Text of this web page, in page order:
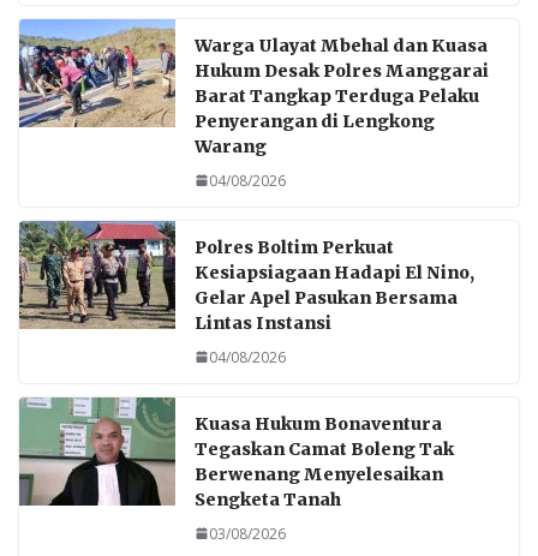
Warga Ulayat Mbehal dan Kuasa
Hukum Desak Polres Manggarai
Barat Tangkap Terduga Pelaku
Penyerangan di Lengkong
Warang
04/08/2026
Polres Boltim Perkuat
Kesiapsiagaan Hadapi El Nino,
Gelar Apel Pasukan Bersama
Lintas Instansi
04/08/2026
Kuasa Hukum Bonaventura
Tegaskan Camat Boleng Tak
Berwenang Menyelesaikan
Sengketa Tanah
03/08/2026